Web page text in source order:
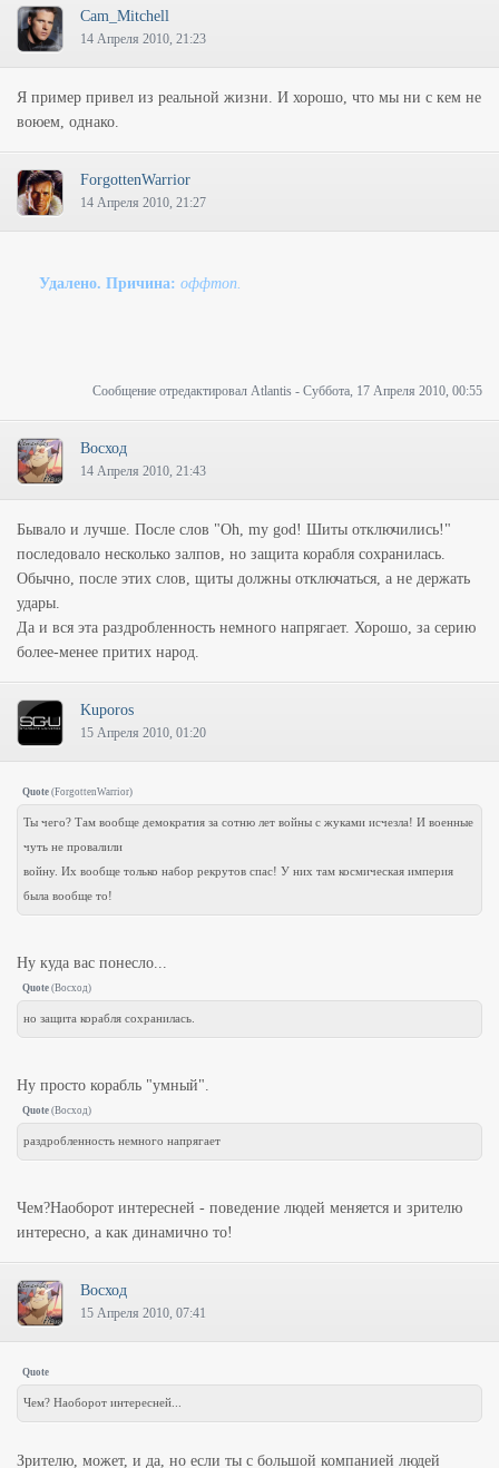
Cam_Mitchell
14 Апреля 2010, 21:23
Я пример привел из реальной жизни. И хорошо, что мы ни с кем не
воюем, однако.
ForgottenWarrior
14 Апреля 2010, 21:27
Удалено. Причина: оффтоп.
Сообщение отредактировал Atlantis - Суббота, 17 Апреля 2010, 00:55
Восход
14 Апреля 2010, 21:43
Бывало и лучше. После слов "Oh, my god! Шиты отключились!"
последовало несколько залпов, но защита корабля сохранилась.
Обычно, после этих слов, щиты должны отключаться, а не держать
удары.
Да и вся эта раздробленность немного напрягает. Хорошо, за серию
более-менее притих народ.
Kuporos
15 Апреля 2010, 01:20
Quote (ForgottenWarrior)
Ты чего? Там вообще демократия за сотню лет войны с жуками исчезла! И военные
чуть не провалили
войну. Их вообще только набор рекрутов спас! У них там космическая империя
была вообще то!
Ну куда вас понесло...
Quote (Восход)
но защита корабля сохранилась.
Ну просто корабль "умный".
Quote (Восход)
раздробленность немного напрягает
Чем?Наоборот интересней - поведение людей меняется и зрителю
интересно, а как динамично то!
Восход
15 Апреля 2010, 07:41
Quote
Чем? Наоборот интересней...
Зрителю, может, и да, но если ты с большой компанией людей